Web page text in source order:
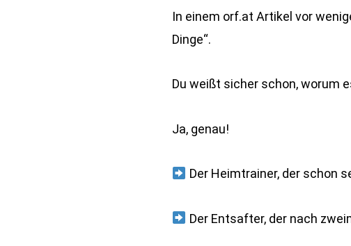
In einem orf.at Artikel vor
Dinge“.
Du weißt sicher schon, worum
Ja, genau!
Der Heimtrainer, der schon
Der Entsafter, der nach